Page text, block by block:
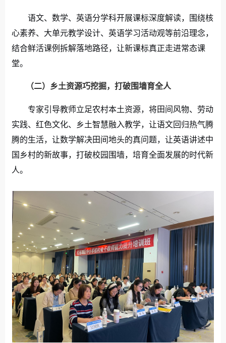
语文、数学、英语分学科开展课标深度解读，围绕核
心素养、大单元教学设计、英语学习活动观等前沿理念，
结合鲜活课例拆解落地路径，让新课标真正走进常态课
堂。
（二） 乡土资源巧挖掘，打破围墙育全人
专家引导教师立足农村本土资源，将田间风物、劳动
实践、红色文化、乡土智慧融入教学，让语文回归热气腾
腾的生活，让数学解决田间地头的真问题，让英语讲述中
国乡村的新故事，打破校园围墙，培育全面发展的时代新
人。